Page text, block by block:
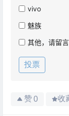
vivo
魅族
其他，请留言
投票
赞0 收